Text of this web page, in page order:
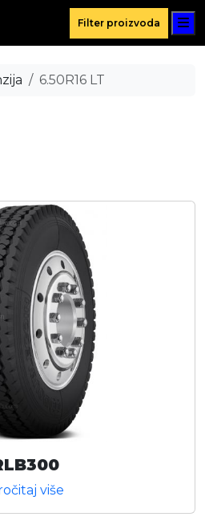
Filter proizvoda
6.50R16 LT
više